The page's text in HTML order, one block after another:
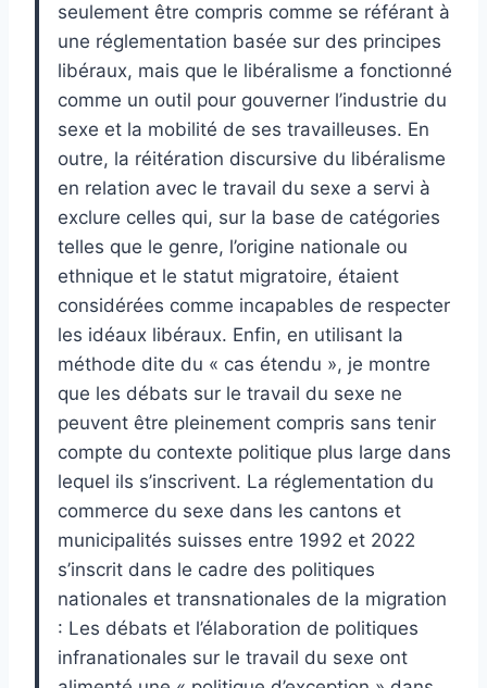
seulement être compris comme se référant à
une réglementation basée sur des principes
libéraux, mais que le libéralisme a fonctionné
comme un outil pour gouverner l’industrie du
sexe et la mobilité de ses travailleuses. En
outre, la réitération discursive du libéralisme
en relation avec le travail du sexe a servi à
exclure celles qui, sur la base de catégories
telles que le genre, l’origine nationale ou
ethnique et le statut migratoire, étaient
considérées comme incapables de respecter
les idéaux libéraux. Enfin, en utilisant la
méthode dite du « cas étendu », je montre
que les débats sur le travail du sexe ne
peuvent être pleinement compris sans tenir
compte du contexte politique plus large dans
lequel ils s’inscrivent. La réglementation du
commerce du sexe dans les cantons et
municipalités suisses entre 1992 et 2022
s’inscrit dans le cadre des politiques
nationales et transnationales de la migration
: Les débats et l’élaboration de politiques
infranationales sur le travail du sexe ont